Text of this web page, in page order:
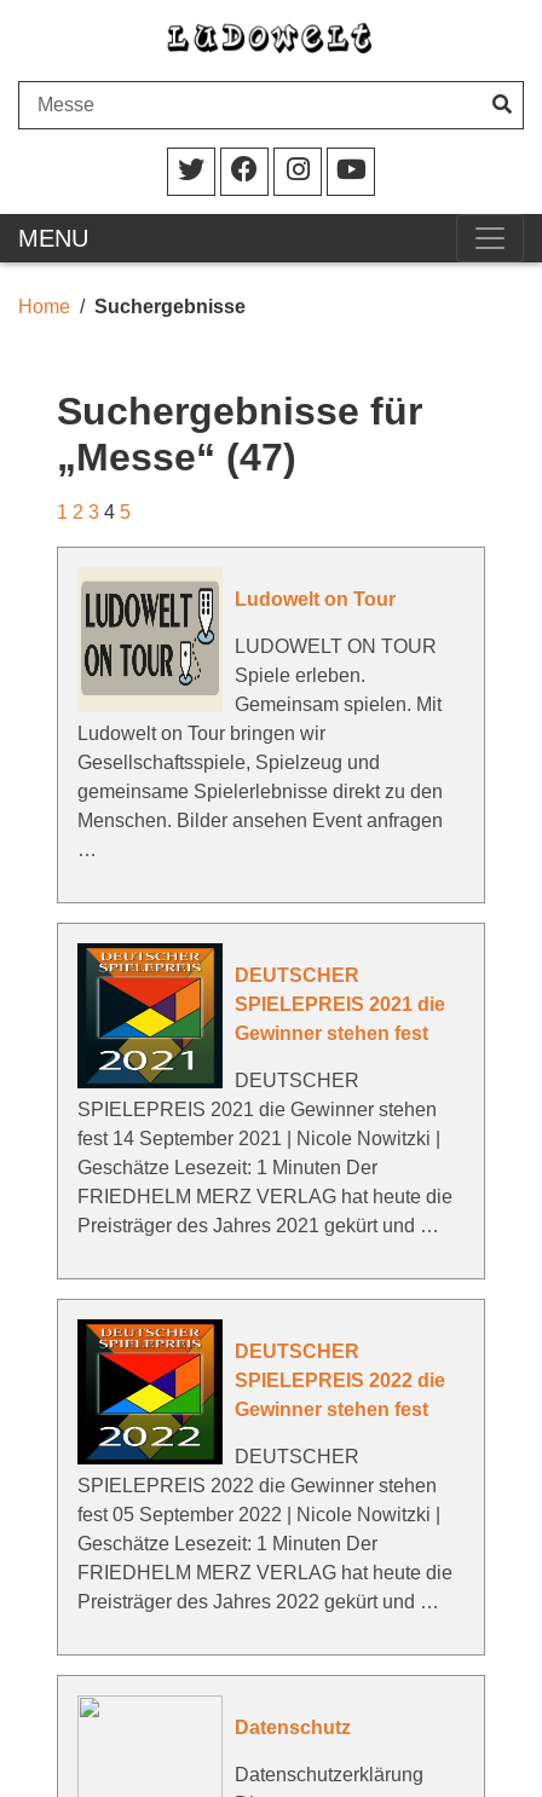
MENU
Home Suchergebnisse
Suchergebnisse für
„Messe“ (47)
1 2 3 4 5
Ludowelt on Tour
LUDOWELT ON TOUR
Spiele erleben.
Gemeinsam spielen. Mit
Ludowelt on Tour bringen wir
Gesellschaftsspiele, Spielzeug und
gemeinsame Spielerlebnisse direkt zu den
Menschen. Bilder ansehen Event anfragen
…
DEUTSCHER
SPIELEPREIS 2021 die
Gewinner stehen fest
DEUTSCHER
SPIELEPREIS 2021 die Gewinner stehen
fest 14 September 2021 | Nicole Nowitzki |
Geschätze Lesezeit: 1 Minuten Der
FRIEDHELM MERZ VERLAG hat heute die
Preisträger des Jahres 2021 gekürt und …
DEUTSCHER
SPIELEPREIS 2022 die
Gewinner stehen fest
DEUTSCHER
SPIELEPREIS 2022 die Gewinner stehen
fest 05 September 2022 | Nicole Nowitzki |
Geschätze Lesezeit: 1 Minuten Der
FRIEDHELM MERZ VERLAG hat heute die
Preisträger des Jahres 2022 gekürt und …
Datenschutz
Datenschutzerklärung